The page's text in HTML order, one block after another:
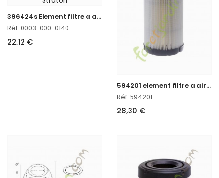
3
96424s Element filtre a air Briggs & Stratton
Réf. 0003-000-0140
22,12 €
5
94201 element filtre a air Briggs & Stratton
Réf. 594201
28,30 €